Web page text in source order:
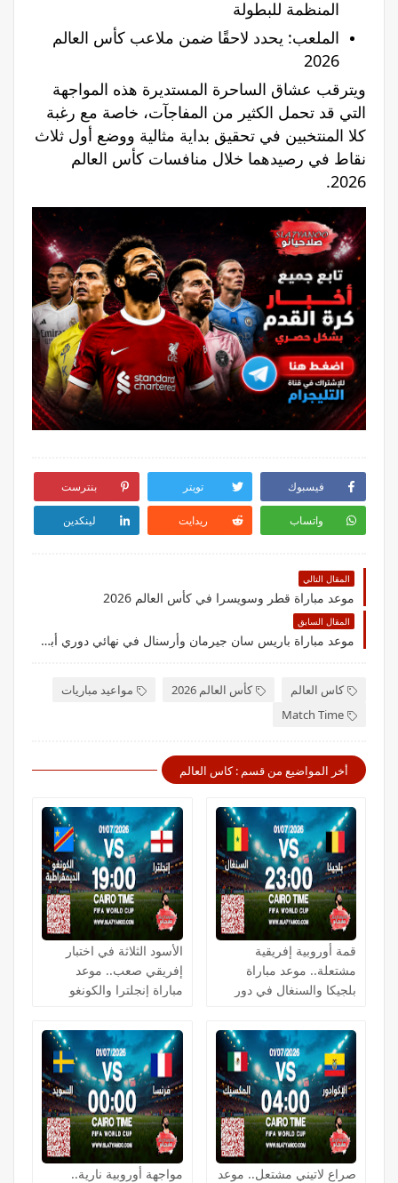
المنظمة للبطولة
الملعب: يحدد لاحقًا ضمن ملاعب كأس العالم
2026
ويترقب عشاق الساحرة المستديرة هذه المواجهة
التي قد تحمل الكثير من المفاجآت، خاصة مع رغبة
كلا المنتخبين في تحقيق بداية مثالية ووضع أول ثلاث
نقاط في رصيدهما خلال منافسات كأس العالم
2026.
فيسبوك تويتر بنترست
واتساب ريدايت لينكدين
المقال التالي
موعد مباراة قطر وسويسرا في كأس العالم 2026
المقال السابق
موعد مباراة باريس سان جيرمان وأرسنال في نهائي دوري أبطال أوروبا 2026
كاس العالم كأس العالم 2026
مواعيد مباريات
Match Time
أخر المواضيع من قسم : كاس العالم
قمة أوروبية إفريقية
مشتعلة.. موعد مباراة
بلجيكا والسنغال في دور
الأسود الثلاثة في اختبار
إفريقي صعب.. موعد
مباراة إنجلترا والكونغو
بكأس العالم 2026
صراع لاتيني مشتعل.. موعد
مواجهة أوروبية نارية..